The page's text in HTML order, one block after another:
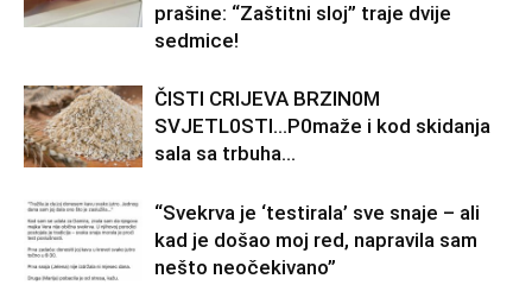
prašine: “Zaštitni sloj” traje dvije
sedmice!
ČISTI CRIJEVA BRZIN0M
SVJETL0STI…P0maže i kod skidanja
sala sa trbuha…
“Svekrva je ‘testirala’ sve snaje – ali
kad je došao moj red, napravila sam
nešto neočekivano”